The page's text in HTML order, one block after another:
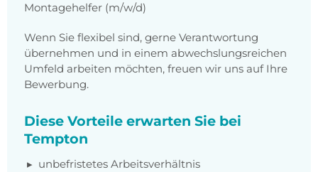
Montagehelfer (m/w/d)
Wenn Sie flexibel sind, gerne Verantwortung
übernehmen und in einem abwechslungsreichen
Umfeld arbeiten möchten, freuen wir uns auf Ihre
Bewerbung.
Diese Vorteile erwarten Sie bei
Tempton
unbefristetes Arbeitsverhältnis